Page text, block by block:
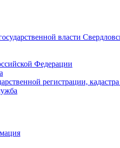
власти
Федерации
регистрации,